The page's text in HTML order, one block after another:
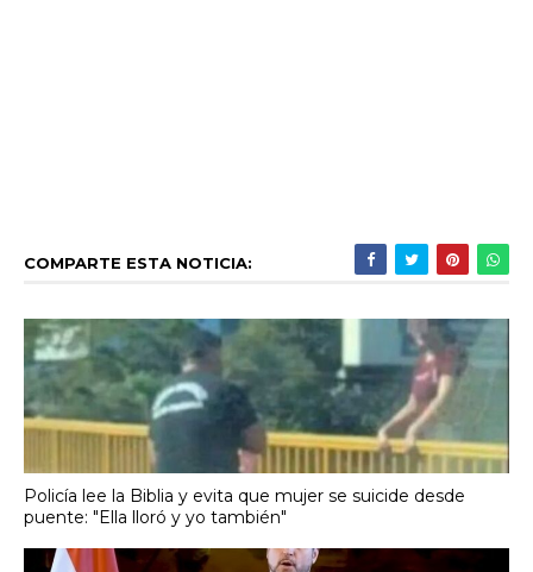
COMPARTE ESTA NOTICIA:
Policía lee la Biblia y evita que mujer se suicide desde
puente: "Ella lloró y yo también"